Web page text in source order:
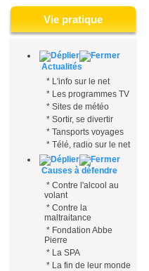
Vie pratique
Actualités
* L'info sur le net
* Les programmes TV
* Sites de météo
* Sortir, se divertir
* Tansports voyages
* Télé, radio sur le net
Causes à défendre
* Contre l'alcool au
volant
* Contre la
maltraitance
* Fondation Abbe
Pierre
* La SPA
* La fin de leur monde